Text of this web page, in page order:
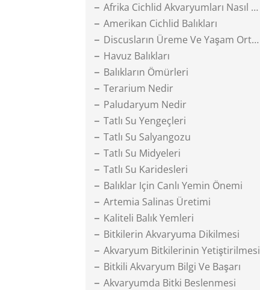
Afrika Cichlid Akvaryumları Nasıl Olmalıdır
Amerikan Cichlid Balıkları
Discusların Üreme Ve Yaşam Ortamı
Havuz Balıkları
Balıkların Ömürleri
Terarium Nedir
Paludaryum Nedir
Tatlı Su Yengeçleri
Tatlı Su Salyangozu
Tatlı Su Midyeleri
Tatlı Su Karidesleri
Balıklar Için Canlı Yemin Önemi
Artemia Salinas Üretimi
Kaliteli Balık Yemleri
Bitkilerin Akvaryuma Dikilmesi
Akvaryum Bitkilerinin Yetiştirilmesi
Bitkili Akvaryum Bilgi Ve Başarı
Akvaryumda Bitki Beslenmesi